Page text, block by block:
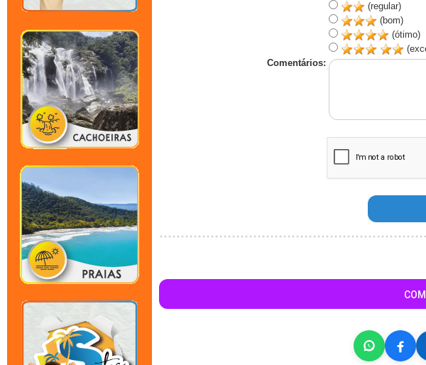
(regular)
(bom)
(ótimo)
Comentários: